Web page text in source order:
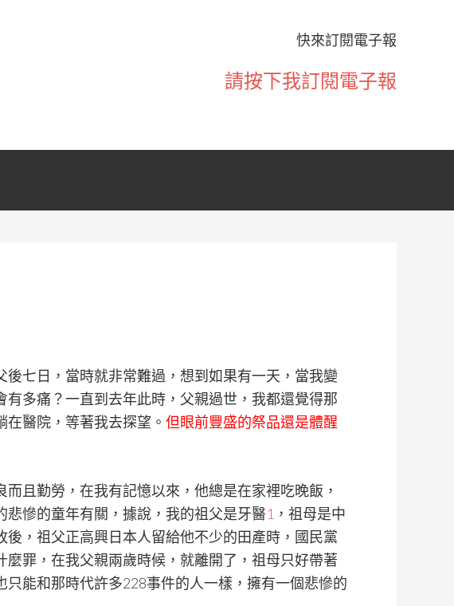
快來訂閱電子報
請按下我訂閱電子報
七日，當時就非常難過，想到如果有一天，當我變
有多痛？一直到去年此時，父親過世，我都還覺得那
醫院，等著我去探望。 但眼前豐盛的祭品還是體醒
且勤勞，在我有記憶以來，他總是在家裡吃晚飯，
悲慘的童年有關，據說，我的祖父是牙醫1 ，祖母是中
後，祖父正高興日本人留給他不少的田產時，國民黨
麼罪，在我父親兩歲時候，就離開了，祖母只好帶著
能和那時代許多228事件的人一樣，擁有一個悲慘的